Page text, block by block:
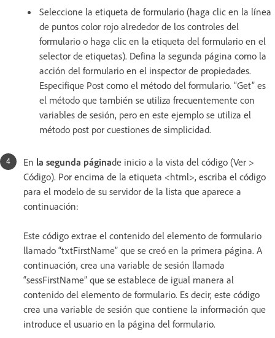
Seleccione la etiqueta de formulario (haga clic en la línea
de puntos color rojo alrededor de los controles del
formulario o haga clic en la etiqueta del formulario en el
selector de etiquetas). Defina la segunda página como la
acción del formulario en el inspector de propiedades.
Especifique Post como el método del formulario. “Get” es
el método que también se utiliza frecuentemente con
variables de sesión, pero en este ejemplo se utiliza el
método post por cuestiones de simplicidad.
En la segunda páginade inicio a la vista del código (Ver >
Código). Por encima de la etiqueta <html>, escriba el código
para el modelo de su servidor de la lista que aparece a
continuación:
Este código extrae el contenido del elemento de formulario
llamado “txtFirstName” que se creó en la primera página. A
continuación, crea una variable de sesión llamada
“sessFirstName” que se establece de igual manera al
contenido del elemento de formulario. Es decir, este código
crea una variable de sesión que contiene la información que
introduce el usuario en la página del formulario.